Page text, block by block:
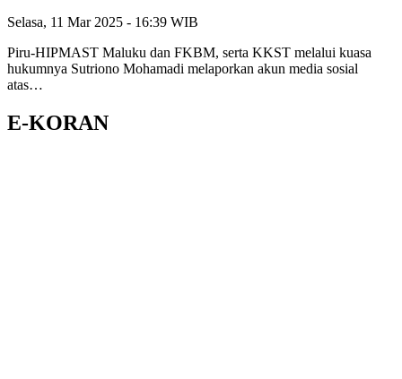
Selasa, 11 Mar 2025 - 16:39 WIB
Piru-HIPMAST Maluku dan FKBM, serta KKST melalui kuasa
hukumnya Sutriono Mohamadi melaporkan akun media sosial
atas…
E-KORAN